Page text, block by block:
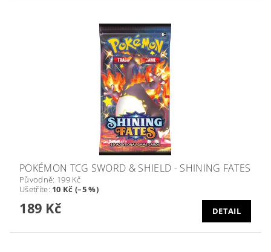
POKÉMON TCG SWORD & SHIELD - SHINING FATES
Původně: 199 Kč
Ušetříte: 10 Kč (–5 %)
189 Kč DETAIL